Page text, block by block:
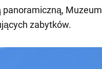
panoramiczną, Muzeum
zabytków.